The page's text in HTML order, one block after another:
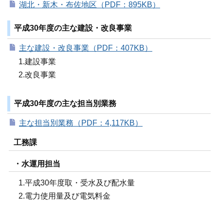
湖北・新木・布佐地区（PDF：895KB）
平成30年度の主な建設・改良事業
主な建設・改良事業（PDF：407KB）
1.建設事業
2.改良事業
平成30年度の主な担当別業務
主な担当別業務（PDF：4,117KB）
工務課
・水運用担当
1.平成30年度取・受水及び配水量
2.電力使用量及び電気料金